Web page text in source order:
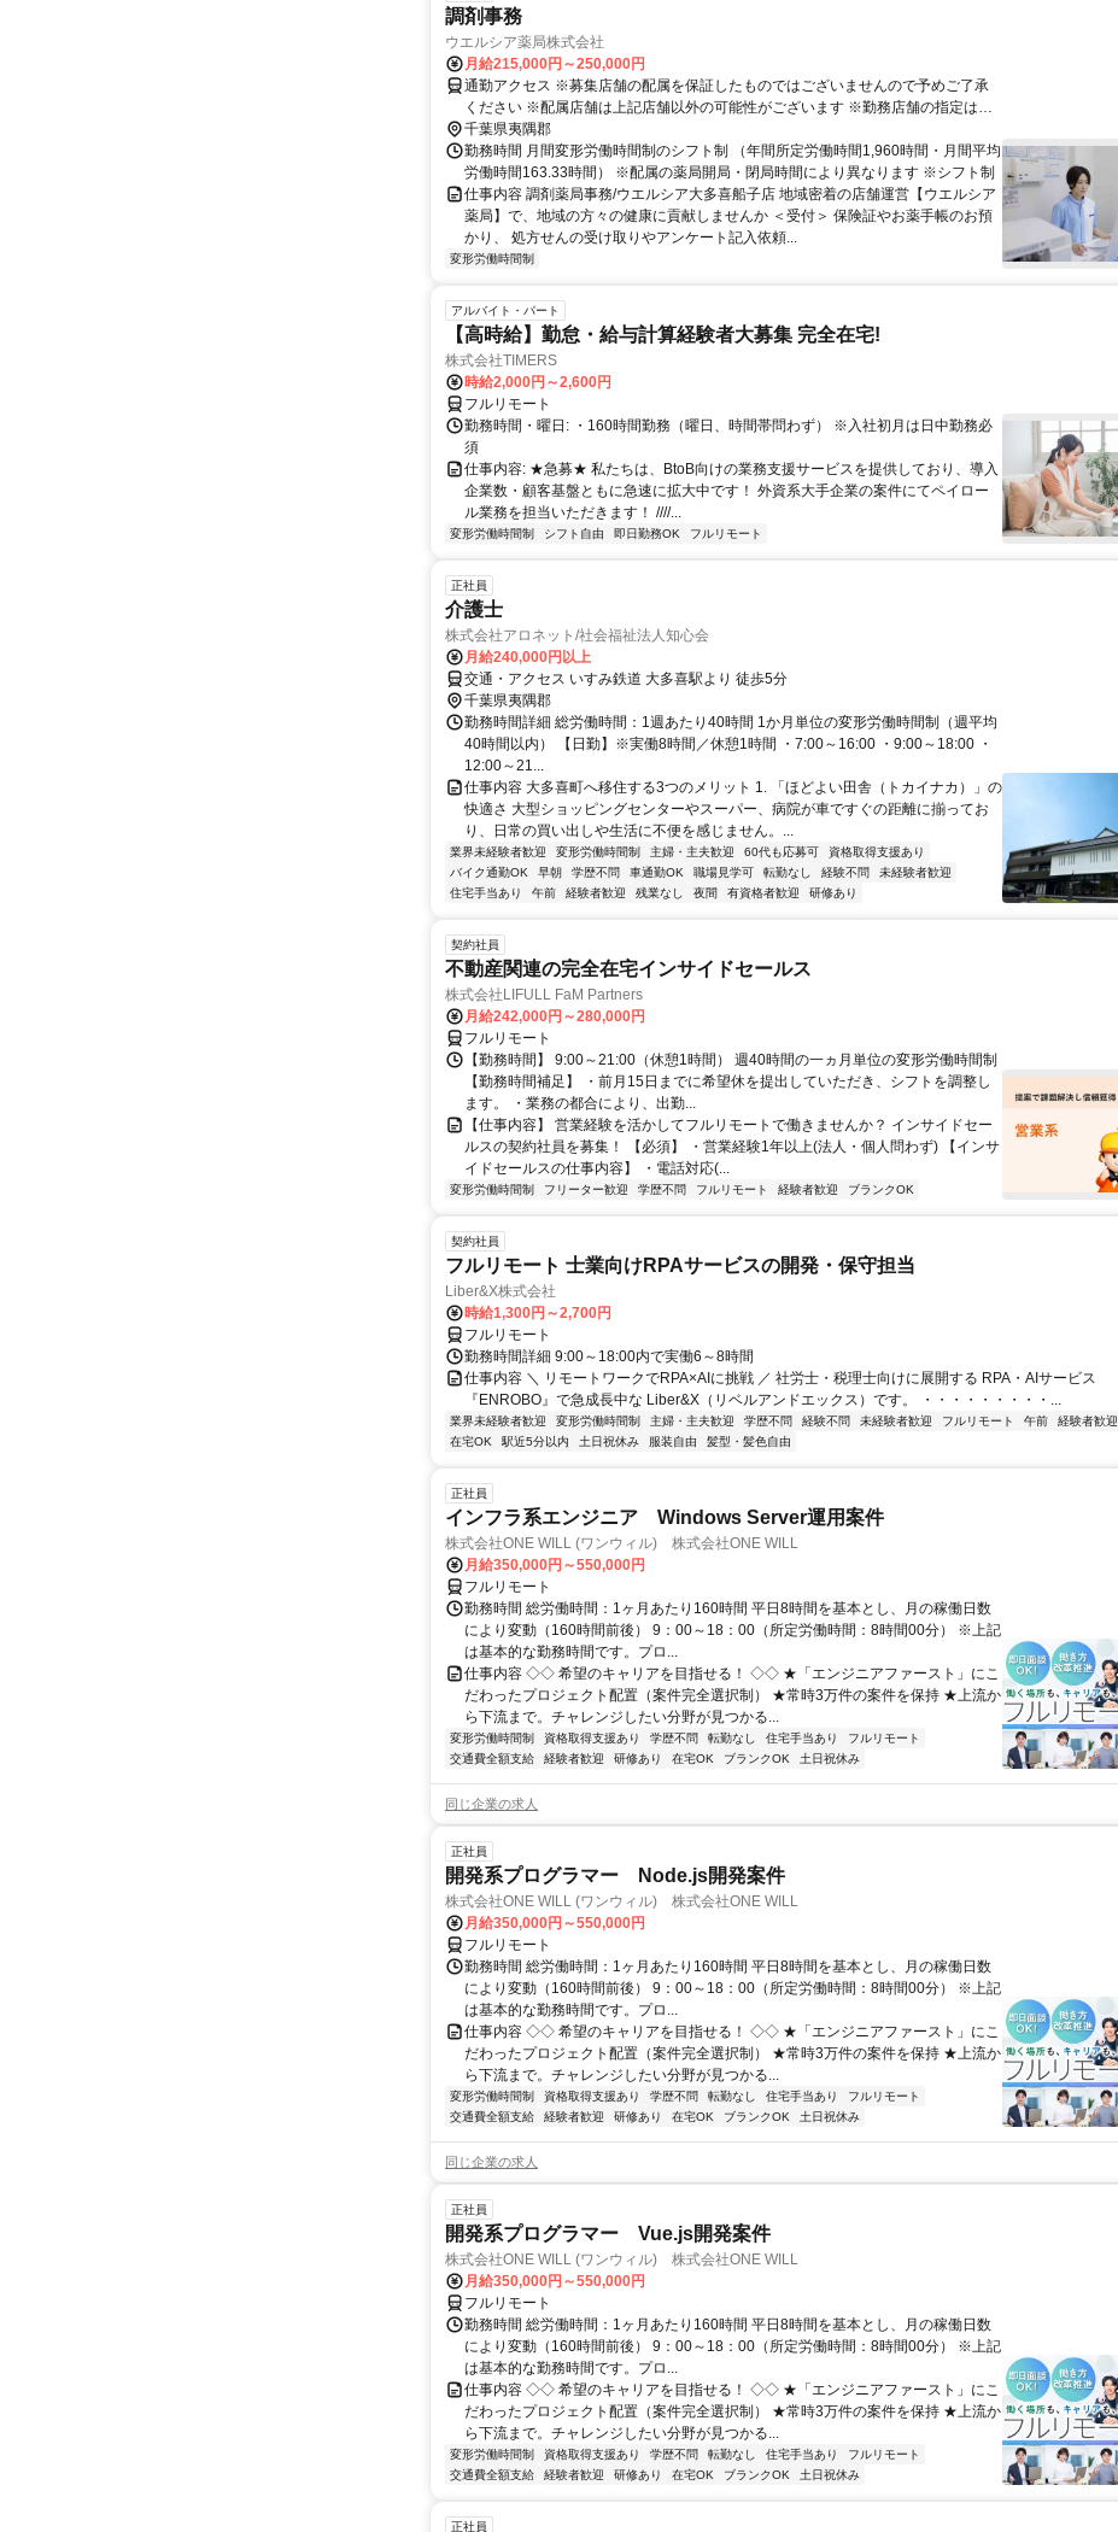
調剤事務
ウエルシア薬局株式会社
月給215,000円～250,000円
通勤アクセス ※募集店舗の配属を保証したものではございませんので予めご了承
ください ※配属店舗は上記店舗以外の可能性がございます ※勤務店舗の指定は出
来かねます。 勤務区分を下記の３つから選択 ＜エリア職＞ 原則として転居を伴う
異動はございません。 自宅から50km圏内、通勤片道90分圏内での配属店舗となり
ます。 ＜リージョナル職＞ 異動の範囲は本拠地とその隣接県または直線距離で概
ね100km以内 ※社宅制度・赴任手当制度あり ＜ナショナル職＞ 全国の店舗への異
動あり ※社宅制度・赴任手当制度あり
千葉県夷隅郡
勤務時間 月間変形労働時間制のシフト制 （年間所定労働時間1,960時間・月間平均
労働時間163.33時間） ※配属の薬局開局・閉局時間により異なります ※シフト制
仕事内容 調剤薬局事務/ウエルシア大多喜船子店 地域密着の店舗運営【ウエルシア
薬局】で、地域の方々の健康に貢献しませんか ＜受付＞ 保険証やお薬手帳のお預
かり、 処方せんの受け取りやアンケート記入依頼...
変形労働時間制
アルバイト・パート
【高時給】勤怠・給与計算経験者大募集 完全在宅!
株式会社TIMERS
時給2,000円～2,600円
フルリモート
勤務時間・曜日: ・160時間勤務（曜日、時間帯問わず） ※入社初月は日中勤務必
須
仕事内容: ★急募★ 私たちは、BtoB向けの業務支援サービスを提供しており、導入
企業数・顧客基盤ともに急速に拡大中です！ 外資系大手企業の案件にてペイロー
ル業務を担当いただきます！ ////...
変形労働時間制 シフト自由 即日勤務OK フルリモート
正社員
介護士
株式会社アロネット/社会福祉法人知心会
月給240,000円以上
交通・アクセス いすみ鉄道 大多喜駅より 徒歩5分
千葉県夷隅郡
勤務時間詳細 総労働時間：1週あたり40時間 1か月単位の変形労働時間制（週平均
40時間以内） 【日勤】※実働8時間／休憩1時間 ・7:00～16:00 ・9:00～18:00 ・
12:00～21...
仕事内容 大多喜町へ移住する3つのメリット 1. 「ほどよい田舎（トカイナカ）」の
快適さ 大型ショッピングセンターやスーパー、病院が車ですぐの距離に揃ってお
り、日常の買い出しや生活に不便を感じません。...
業界未経験者歓迎 変形労働時間制 主婦・主夫歓迎 60代も応募可
資格取得支援あり
バイク通勤OK
早朝 学歴不問 車通勤OK 職場見学可 転勤なし 経験不問
未経験者歓迎
住宅手当あり
午前 経験者歓迎 残業なし 夜間 有資格者歓迎 研修あり
契約社員
不動産関連の完全在宅インサイドセールス
株式会社LIFULL FaM Partners
月給242,000円～280,000円
フルリモート
【勤務時間】 9:00～21:00（休憩1時間） 週40時間の一ヵ月単位の変形労働時間制
【勤務時間補足】 ・前月15日までに希望休を提出していただき、シフトを調整し
ます。 ・業務の都合により、出勤...
【仕事内容】 営業経験を活かしてフルリモートで働きませんか？ インサイドセー
ルスの契約社員を募集！ 【必須】 ・営業経験1年以上(法人・個人問わず) 【インサ
イドセールスの仕事内容】 ・電話対応(...
変形労働時間制 フリーター歓迎 学歴不問 フルリモート 経験者歓迎 ブランクOK
契約社員
フルリモート 士業向けRPAサービスの開発・保守担当
Liber&X株式会社
時給1,300円～2,700円
フルリモート
勤務時間詳細 9:00～18:00内で実働6～8時間
仕事内容 ＼ リモートワークでRPA×AIに挑戦 ／ 社労士・税理士向けに展開する RPA・AIサービス
『ENROBO』で急成長中な Liber&X（リベルアンドエックス）です。 ・・・・・・・・・...
業界未経験者歓迎 変形労働時間制 主婦・主夫歓迎 学歴不問 経験不問 未経験者歓迎 フルリモート 午前 経験者歓迎
在宅OK
駅近5分以内 土日祝休み 服装自由 髪型・髪色自由
正社員
インフラ系エンジニア Windows Server運用案件
株式会社ONE WILL (ワンウィル) 株式会社ONE WILL
月給350,000円～550,000円
フルリモート
勤務時間 総労働時間：1ヶ月あたり160時間 平日8時間を基本とし、月の稼働日数
により変動（160時間前後） 9：00～18：00（所定労働時間：8時間00分） ※上記
は基本的な勤務時間です。プロ...
仕事内容 ◇◇ 希望のキャリアを目指せる！ ◇◇ ★「エンジニアファースト」にこ
だわったプロジェクト配置（案件完全選択制） ★常時3万件の案件を保持 ★上流か
ら下流まで。チャレンジしたい分野が見つかる...
変形労働時間制 資格取得支援あり 学歴不問 転勤なし 住宅手当あり
フルリモート
交通費全額支給
経験者歓迎 研修あり 在宅OK ブランクOK 土日祝休み
同じ企業の求人
正社員
開発系プログラマー Node.js開発案件
株式会社ONE WILL (ワンウィル) 株式会社ONE WILL
月給350,000円～550,000円
フルリモート
勤務時間 総労働時間：1ヶ月あたり160時間 平日8時間を基本とし、月の稼働日数
により変動（160時間前後） 9：00～18：00（所定労働時間：8時間00分） ※上記
は基本的な勤務時間です。プロ...
仕事内容 ◇◇ 希望のキャリアを目指せる！ ◇◇ ★「エンジニアファースト」にこ
だわったプロジェクト配置（案件完全選択制） ★常時3万件の案件を保持 ★上流か
ら下流まで。チャレンジしたい分野が見つかる...
変形労働時間制 資格取得支援あり 学歴不問 転勤なし 住宅手当あり
フルリモート
交通費全額支給
経験者歓迎 研修あり 在宅OK ブランクOK 土日祝休み
同じ企業の求人
正社員
開発系プログラマー Vue.js開発案件
株式会社ONE WILL (ワンウィル) 株式会社ONE WILL
月給350,000円～550,000円
フルリモート
勤務時間 総労働時間：1ヶ月あたり160時間 平日8時間を基本とし、月の稼働日数
により変動（160時間前後） 9：00～18：00（所定労働時間：8時間00分） ※上記
は基本的な勤務時間です。プロ...
仕事内容 ◇◇ 希望のキャリアを目指せる！ ◇◇ ★「エンジニアファースト」にこ
だわったプロジェクト配置（案件完全選択制） ★常時3万件の案件を保持 ★上流か
ら下流まで。チャレンジしたい分野が見つかる...
変形労働時間制 資格取得支援あり 学歴不問 転勤なし 住宅手当あり
フルリモート
交通費全額支給
経験者歓迎 研修あり 在宅OK ブランクOK 土日祝休み
正社員